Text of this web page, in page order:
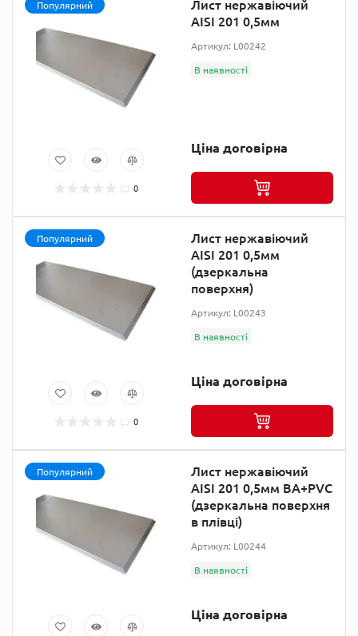
Популярний
0
Лист нержавіючий
AISI 201 0,5мм
Артикул: L00242
В наявності
Ціна договірна
Популярний
0
Лист нержавіючий
AISI 201 0,5мм
(дзеркальна
поверхня)
Артикул: L00243
В наявності
Ціна договірна
Популярний
Лист нержавіючий
AISI 201 0,5мм ВА+PVC
(дзеркальна поверхня
в плівці)
Артикул: L00244
В наявності
Ціна договірна